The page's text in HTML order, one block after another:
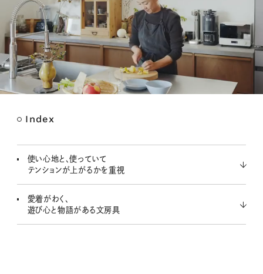
Index
使い心地と、使っていて
テンションが上がるかを重視
愛着がわく、
遊び心と物語がある文房具